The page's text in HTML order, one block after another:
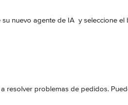
nuevo agente de IA y seleccione el
resolver problemas de pedidos.